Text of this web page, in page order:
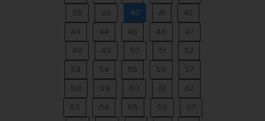
38
39 40 41
42
43
44 45 46
47
48
49 50 51
52
53
54 55 56
57
58
59 60 61
62
63
64 65 66
67